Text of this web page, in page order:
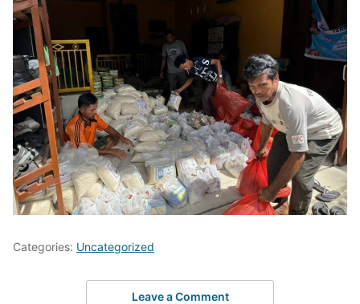
Categories: Uncategorized
Leave a Comment